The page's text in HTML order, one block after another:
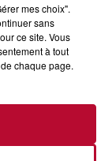
mes choix".
sans
ce site. Vous
à tout
chaque page.